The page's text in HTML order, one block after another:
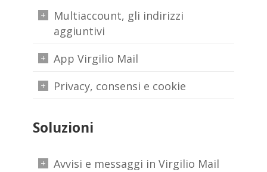
Multiaccount, gli indirizzi
aggiuntivi
App Virgilio Mail
Privacy, consensi e cookie
Soluzioni
Avvisi e messaggi in Virgilio Mail